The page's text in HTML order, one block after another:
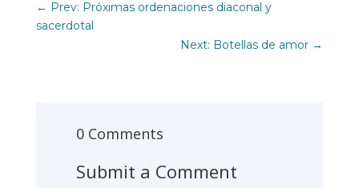
← Prev: Próximas ordenaciones diaconal y
sacerdotal
Next: Botellas de amor →
0 Comments
Submit a Comment